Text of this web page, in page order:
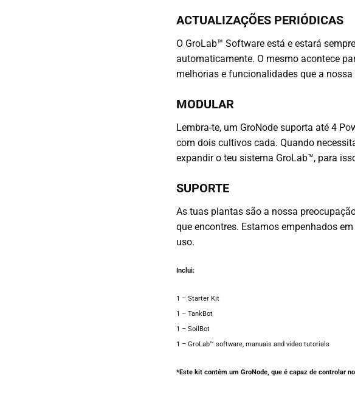
ACTUALIZAÇÕES PERIÓDICAS
O GroLab™ Software está e estará
automaticamente. O mesmo acontece
melhorias e funcionalidades que a
MODULAR
Lembra-te, um GroNode suporta até 4
com dois cultivos cada. Quando
expandir o teu sistema GroLab™, para
SUPORTE
As tuas plantas são a nossa
que encontres. Estamos empenhados
uso.
Inclui:
1 – Starter Kit
1 – TankBot
1 – SoilBot
1 – GroLab™ software, manuais and video tutorials
*Este kit contém um GroNode, que é capaz de controlar